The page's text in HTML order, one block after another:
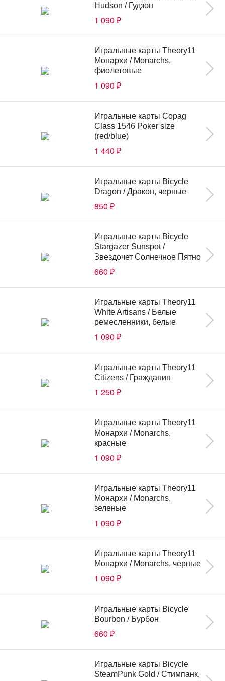
Hudson / Гудзон
1 090 ₽
Игральные карты Theory11
Монархи / Monarchs,
фиолетовые
1 090 ₽
Игральные карты Copag
Class 1546 Poker size
(red/blue)
1 440 ₽
Игральные карты Bicycle
Dragon / Дракон, черные
850 ₽
Игральные карты Bicycle
Stargazer Sunspot /
Звездочет Солнечное Пятно
660 ₽
Игральные карты Theory11
White Artisans / Белые
ремесленники, белые
1 090 ₽
Игральные карты Theory11
Citizens / Гражданин
1 250 ₽
Игральные карты Theory11
Монархи / Monarchs,
красные
1 090 ₽
Игральные карты Theory11
Монархи / Monarchs,
зеленые
1 090 ₽
Игральные карты Theory11
Монархи / Monarchs, черные
1 090 ₽
Игральные карты Bicycle
Bourbon / Бурбон
660 ₽
Игральные карты Bicycle
SteamPunk Gold / Стимпанк,